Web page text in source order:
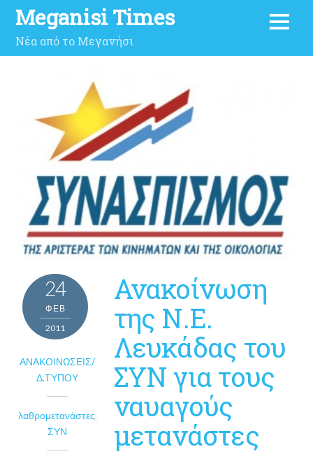
Meganisi Times
Νέα από το Μεγανήσι
24
ΦΕΒ
2011
ΑΝΑΚΟΙΝΏΣΕΙΣ/
Δ.ΤΎΠΟΥ
λαθρομετανάστες,
ΣΥΝ
Ανακοίνωση
της Ν.Ε.
Λευκάδας του
ΣΥΝ για τους
ναυαγούς
μετανάστες